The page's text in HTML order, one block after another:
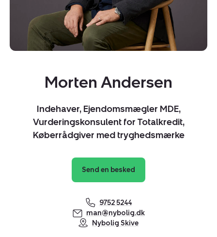
Morten Andersen
Indehaver, Ejendomsmægler MDE,
Vurderingskonsulent for Totalkredit,
Køberrådgiver med tryghedsmærke
Send en besked
9752 5244
man@nybolig.dk
Nybolig Skive
Del via mail